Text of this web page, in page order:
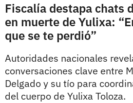
Fiscalía destapa chats
en muerte de Yulixa:
que se te perdió”
Autoridades nacionales
conversaciones clave entre
Delgado y su tío para
del cuerpo de Yulixa Toloza.